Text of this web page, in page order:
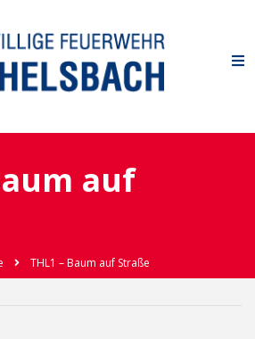
auf
THL1 – Baum auf Straße